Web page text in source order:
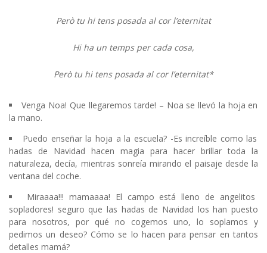
Però tu hi tens posada al cor l’eternitat
Hi ha un temps per cada cosa,
Però tu hi tens posada al cor l’eternitat*
Venga Noa! Que llegaremos tarde! – Noa se llevó la hoja en
la mano.
Puedo enseñar la hoja a la escuela? -Es increíble como las
hadas de Navidad hacen magia para hacer brillar toda la
naturaleza, decía, mientras sonreía mirando el paisaje desde la
ventana del coche.
Miraaaa!!! mamaaaa! El campo está lleno de angelitos
sopladores! seguro que las hadas de Navidad los han puesto
para nosotros, por qué no cogemos uno, lo soplamos y
pedimos un deseo? Cómo se lo hacen para pensar en tantos
detalles mamá?